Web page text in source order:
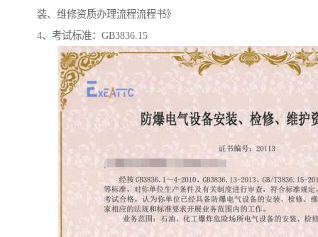
装、维修资质办理流程流程书》
4、考试标准：GB3836.15